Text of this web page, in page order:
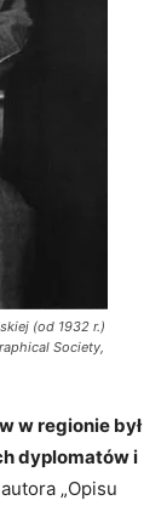
(od 1932 r.)
Society,
w regionie był
dyplomatów i
„Opisu